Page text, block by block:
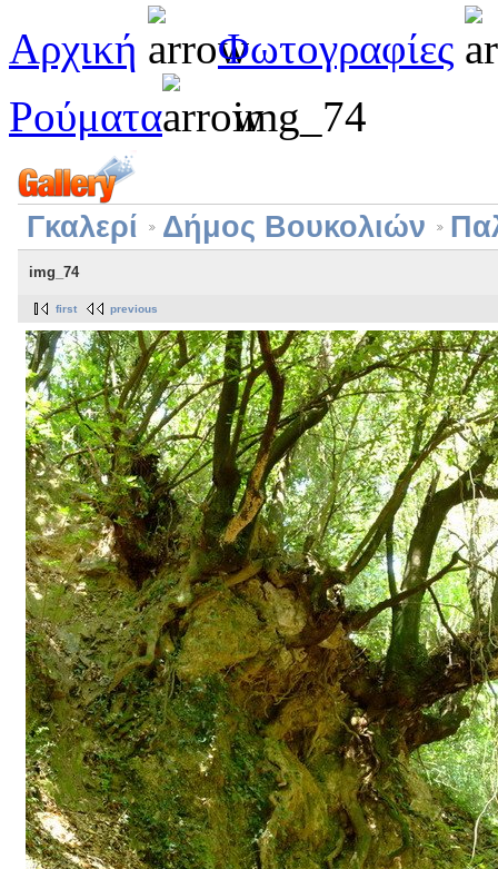
Αρχική
Φωτογραφίες
Ρούματα
img_74
Γκαλερί Δήμος Βουκολιών
img_74
first previous